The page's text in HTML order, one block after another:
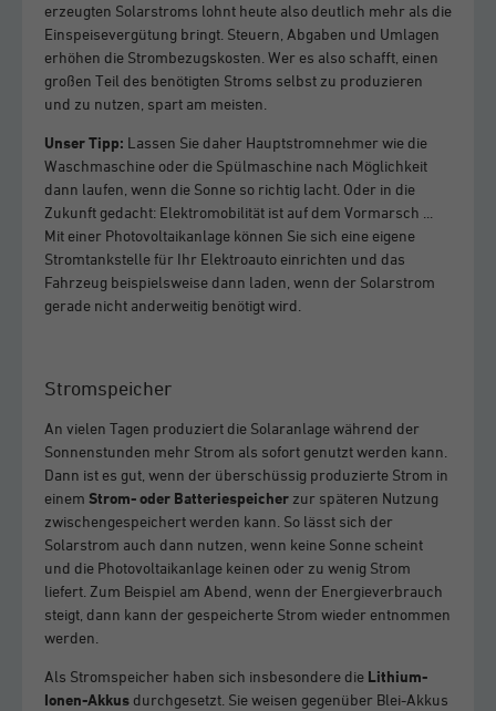
erzeugten Solarstroms lohnt heute also deutlich mehr als die
Einspeisevergütung bringt. Steuern, Abgaben und Umlagen
erhöhen die Strombezugskosten. Wer es also schafft, einen
großen Teil des benötigten Stroms selbst zu produzieren
und zu nutzen, spart am meisten.
Unser Tipp: Lassen Sie daher Hauptstromnehmer wie die
Waschmaschine oder die Spülmaschine nach Möglichkeit
dann laufen, wenn die Sonne so richtig lacht. Oder in die
Zukunft gedacht: Elektromobilität ist auf dem Vormarsch ...
Mit einer Photovoltaikanlage können Sie sich eine eigene
Stromtankstelle für Ihr Elektroauto einrichten und das
Fahrzeug beispielsweise dann laden, wenn der Solarstrom
gerade nicht anderweitig benötigt wird.
Stromspeicher
An vielen Tagen produziert die Solaranlage während der
Sonnenstunden mehr Strom als sofort genutzt werden kann.
Dann ist es gut, wenn der überschüssig produzierte Strom in
einem Strom- oder Batteriespeicher zur späteren Nutzung
zwischengespeichert werden kann. So lässt sich der
Solarstrom auch dann nutzen, wenn keine Sonne scheint
und die Photovoltaikanlage keinen oder zu wenig Strom
liefert. Zum Beispiel am Abend, wenn der Energieverbrauch
steigt, dann kann der gespeicherte Strom wieder entnommen
werden.
Als Stromspeicher haben sich insbesondere die Lithium-
Ionen-Akkus durchgesetzt. Sie weisen gegenüber Blei-Akkus